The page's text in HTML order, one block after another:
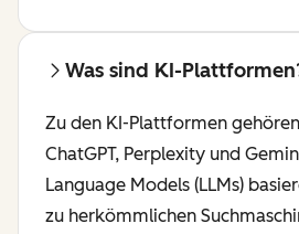
Was sind KI-
Zu den KI-Plattformen
ChatGPT, Perplexity und
Language Models (LLMs)
zu herkömmlichen